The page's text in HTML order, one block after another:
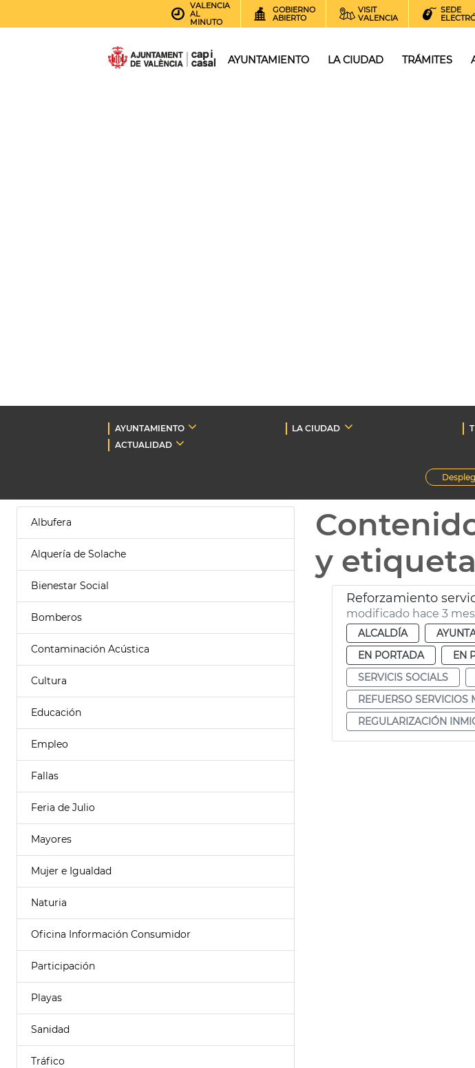
VALENCIA
AL
MINUTO
GOBIERNO
ABIERTO
VISIT
VALENCIA
SEDE
AYUNTAMIENTO LA CIUDAD TRÁMITES
AYUNTAMIENTO LA CIUDAD
ACTUALIDAD
Albufera
Alquería de Solache
Bienestar Social
Bomberos
Contaminación Acústica
Cultura
Educación
Empleo
Fallas
Feria de Julio
Mayores
Mujer e Igualdad
Naturia
Oficina Información Consumidor
Participación
Playas
Sanidad
Tráfico
y etiqueta
Reforzamiento
modificado hace 3
ALCALDÍA
EN PORTADA
EN
SERVICIS SOCIALS
REFUERSO SERVICIOS
REGULARIZACIÓN